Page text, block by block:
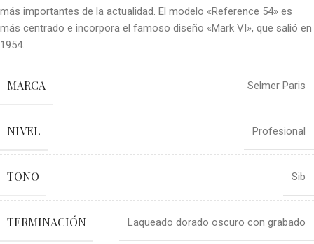
más importantes de la actualidad. El modelo «Reference 54» es
más centrado e incorpora el famoso diseño «Mark VI», que salió en
1954.
MARCA Selmer Paris
NIVEL Profesional
TONO Sib
TERMINACIÓN Laqueado dorado oscuro con grabado